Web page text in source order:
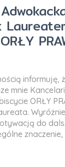
informuję,
mnie
ORŁY
do
znaczenie,